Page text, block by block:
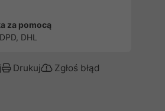
za pomocą
DHL
Drukuj Zgłoś błąd